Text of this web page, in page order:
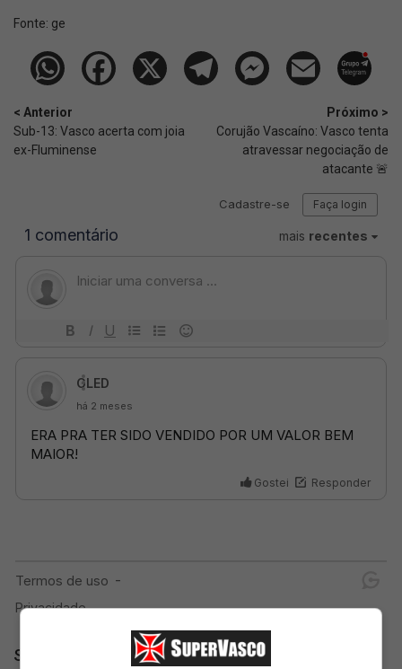
Fonte: ge
< Anterior
Sub-13: Vasco acerta com joia
ex-Fluminense
Próximo >
Corujão Vascaíno: Vasco tenta
atravessar negociação de
atacante 🚨
SuperVasco